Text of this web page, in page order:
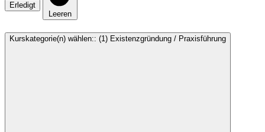
Erledigt
Leeren
Kurskategorie(n) wählen:: (1) Existenzgründung / Praxisführung